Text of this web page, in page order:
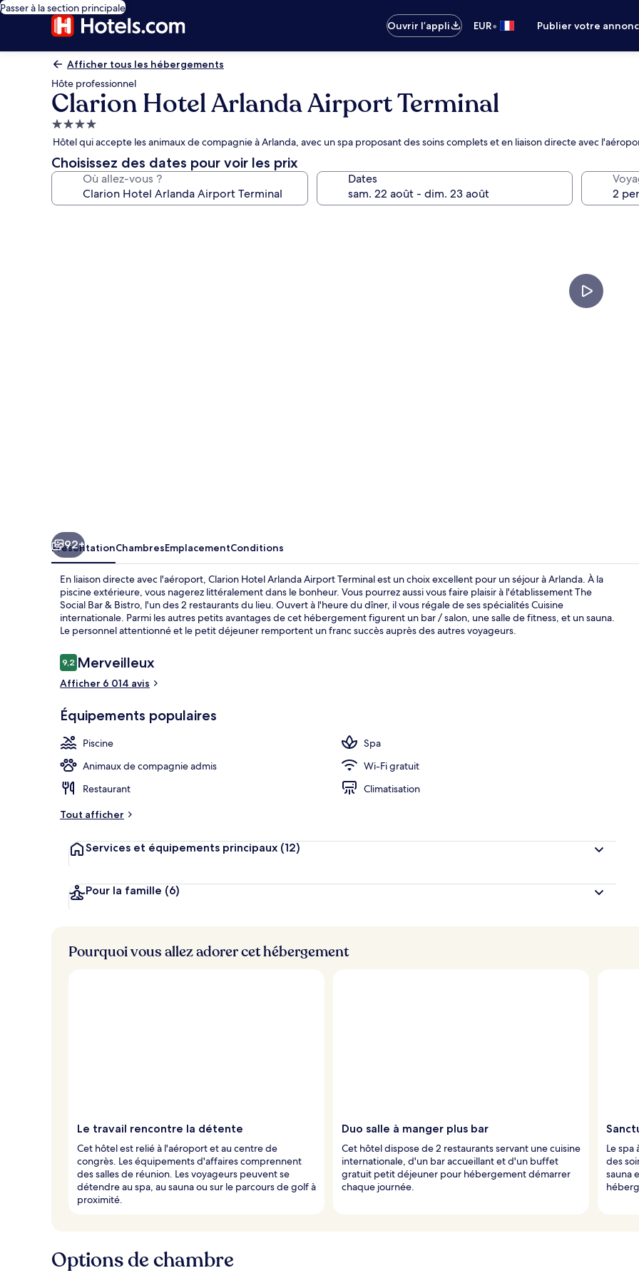
Passer à la section principale
Ouvrir l’appli
EUR• Publier votre
Afficher tous les hébergements
Hôte professionnel
Clarion Hotel Arlanda Airport Terminal
Hébergement
4.0 étoiles
Hôtel qui accepte les animaux de compagnie à Arlanda, avec un spa proposant des soins complets et en liaison directe avec
Choisissez des dates pour voir les prix
Où allez-vous ? Dates
Hall
92+
PrésentationChambresEmplacementConditions
En liaison directe avec l'aéroport, Clarion Hotel Arlanda Airport Terminal est un choix excellent pour un séjour à Arlanda. À la
piscine extérieure, vous nagerez littéralement dans le bonheur. Vous pourrez aussi vous faire plaisir à l'établissement The
Social Bar & Bistro, l'un des 2 restaurants du lieu. Ouvert à l'heure du dîner, il vous régale de ses spécialités Cuisine
internationale. Parmi les autres petits avantages de cet hébergement figurent un bar / salon, une salle de fitness, et un sauna.
Le personnel attentionné et le petit déjeuner remportent un franc succès auprès des autres voyageurs.
Avis
voyageurs
9,29,2 sur 10
Merveilleux
Afficher 6 014 avis
Équipements populaires
Piscine
Spa
Animaux de compagnie admis
Wi-Fi gratuit
Restaurant
Climatisation
Tout afficher
Services et équipements principaux (12)
Pour la famille (6)
Pourquoi vous allez adorer cet hébergement
Le travail rencontre la détente
Cet hôtel est relié à l'aéroport et au centre de
congrès. Les équipements d'affaires comprennent
des salles de réunion. Les voyageurs peuvent se
détendre au spa, au sauna ou sur le parcours de golf à
proximité.
Duo salle à manger plus bar
Cet hôtel dispose de 2 restaurants servant une cuisine
internationale, d'un bar accueillant et d'un buffet
gratuit petit déjeuner pour hébergement démarrer
chaque journée.
Le spa
des
sauna
Options de chambre